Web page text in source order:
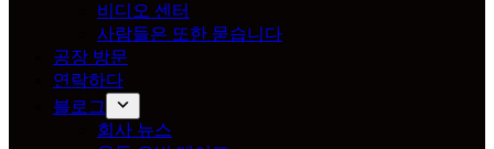
비디오 센터
사람들은 또한 묻습니다
공장 방문
연락하다
블로그
회사 뉴스